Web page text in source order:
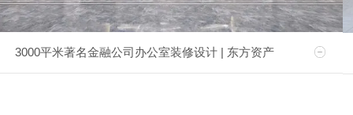
3000平米著名金融公司办公室装修设计 | 东方资产